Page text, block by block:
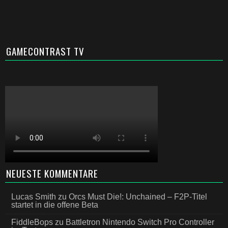
GAMECONTRAST TV
NEUESTE KOMMENTARE
Lucas Smith zu Orcs Must Die!: Unchained – F2P-Titel
startet in die offene Beta
FiddleBops zu Battletron Nintendo Switch Pro Controller